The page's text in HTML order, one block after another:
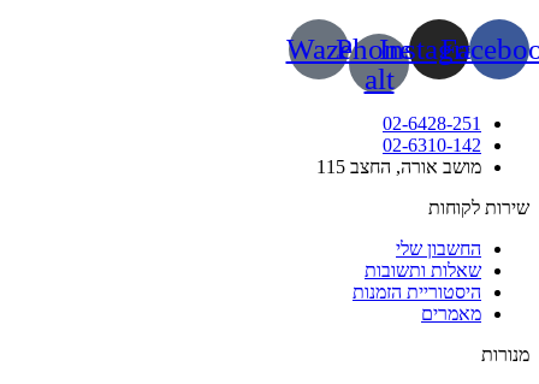
Instagram
Phone-
alt
Waze
02-6428-251
02-6310-142
מושב אורה, החצב 115
לקוחות
החשבון שלי
שאלות ותשובות
היסטוריית הזמנות
מאמרים